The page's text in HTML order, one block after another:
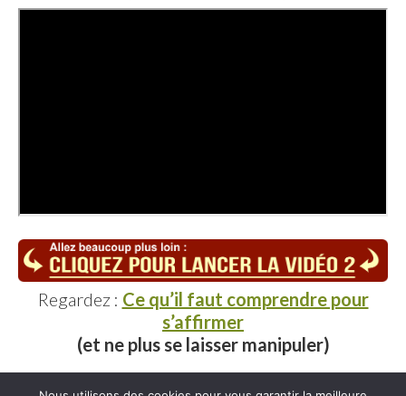
Regardez : Ce qu’il faut comprendre pour
s’affirmer
(et ne plus se laisser manipuler)